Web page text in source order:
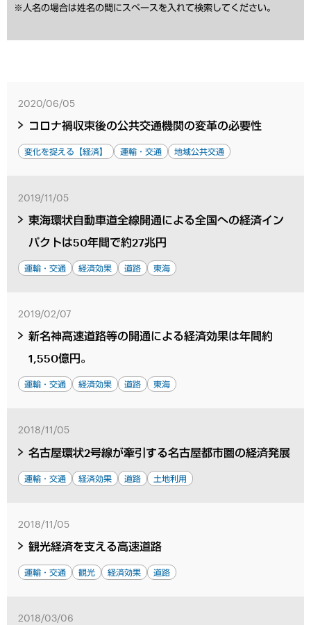
※人名の場合は姓名の間にスペースを入れて検索してください。
2020/06/05
コロナ禍収束後の公共交通機関の変革の必要性
変化を捉える【経済】 運輸・交通 地域公共交通
2019/11/05
東海環状自動車道全線開通による全国への経済イン
パクトは50年間で約27兆円
運輸・交通 経済効果 道路 東海
2019/02/07
新名神高速道路等の開通による経済効果は年間約
1,550億円。
運輸・交通 経済効果 道路 東海
2018/11/05
名古屋環状2号線が牽引する名古屋都市圏の経済発展
運輸・交通 経済効果 道路 土地利用
2018/11/05
観光経済を支える高速道路
運輸・交通 観光 経済効果 道路
2018/03/06